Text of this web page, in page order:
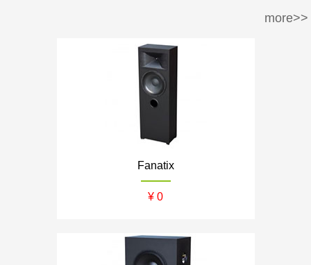
BENQ/明基
DLS/德利仕
Ethereal
iMage
more>>
Fanatix
¥ 0